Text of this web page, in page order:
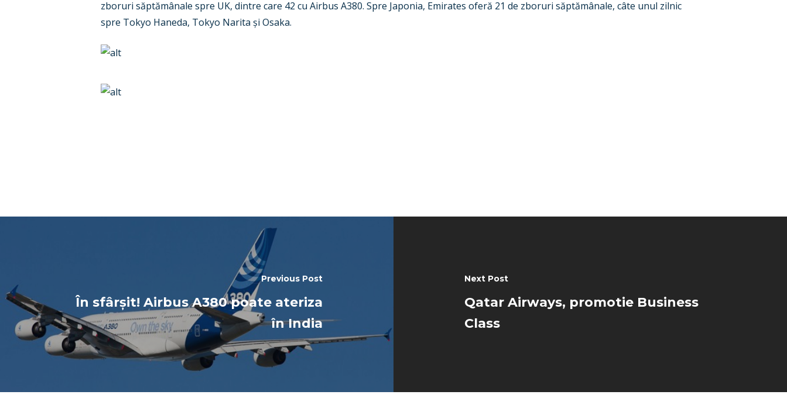
zboruri săptămânale spre UK, dintre care 42 cu Airbus A380. Spre Japonia, Emirates oferă 21 de zboruri săptămânale, câte unul zilnic
spre Tokyo Haneda, Tokyo Narita și Osaka.
Previous Post
În sfârșit! Airbus A380 poate ateriza
în India
Next Post
Qatar Airways, promotie Business
Class